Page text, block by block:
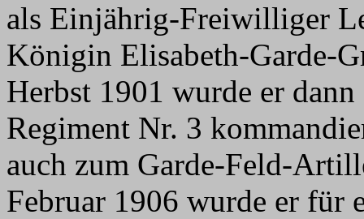
als Einjährig-Freiwilliger
Königin Elisabeth-Garde-
Herbst 1901 wurde er
Regiment Nr. 3
auch zum Garde-Feld-
Februar 1906 wurde er für